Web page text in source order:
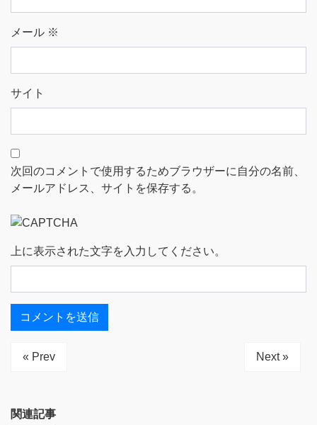
メール ※
サイト
次回のコメントで使用するためブラウザーに自分の名前、
メールアドレス、サイトを保存する。
上に表示された文字を入力してください。
« Prev Next »
関連記事